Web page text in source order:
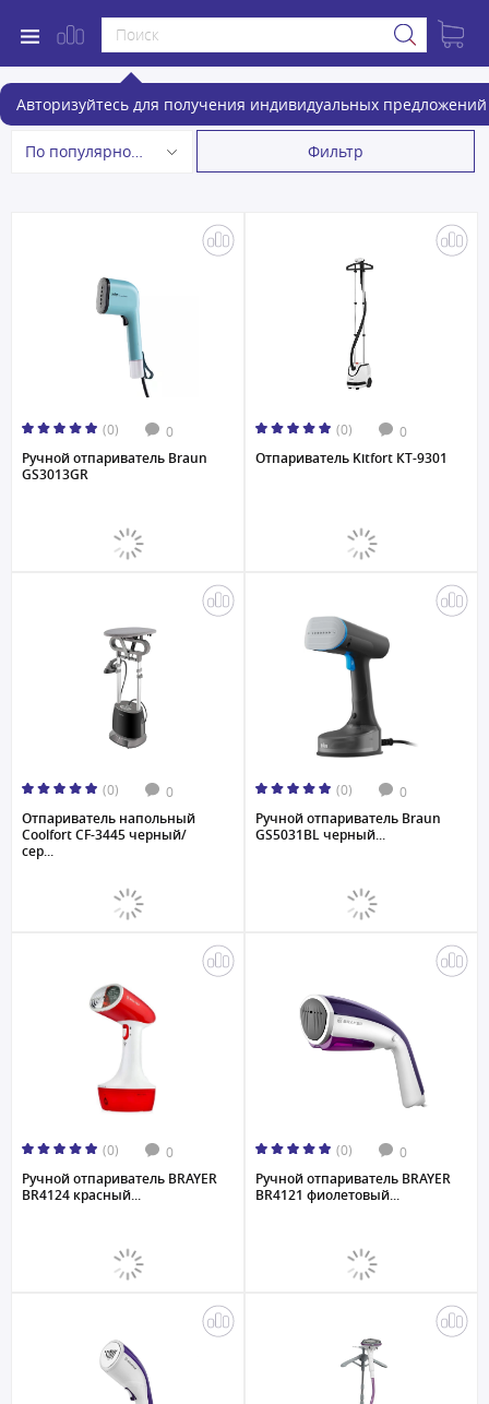
Авторизуйтесь для получения индивидуальных предложений
Отпариватели
По популярности Фильтр
(0) 0
Ручной отпариватель Braun
GS3013GR
(0) 0
Отпариватель Kitfort КТ-9301
(0) 0
Отпариватель напольный
Coolfort CF-3445 черный/
сер...
(0) 0
Ручной отпариватель Braun
GS5031BL черный...
(0) 0
Ручной отпариватель BRAYER
BR4124 красный...
(0) 0
Ручной отпариватель BRAYER
BR4121 фиолетовый...